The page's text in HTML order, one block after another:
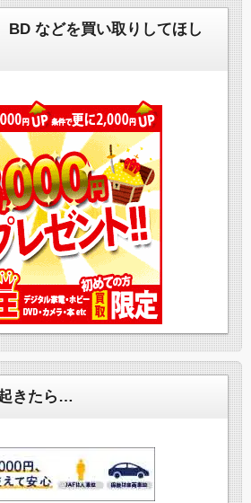
BD などを買い取りしてほし
きたら…